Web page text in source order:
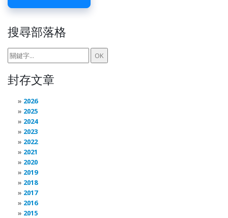
搜尋部落格
封存文章
2026
2025
2024
2023
2022
2021
2020
2019
2018
2017
2016
2015